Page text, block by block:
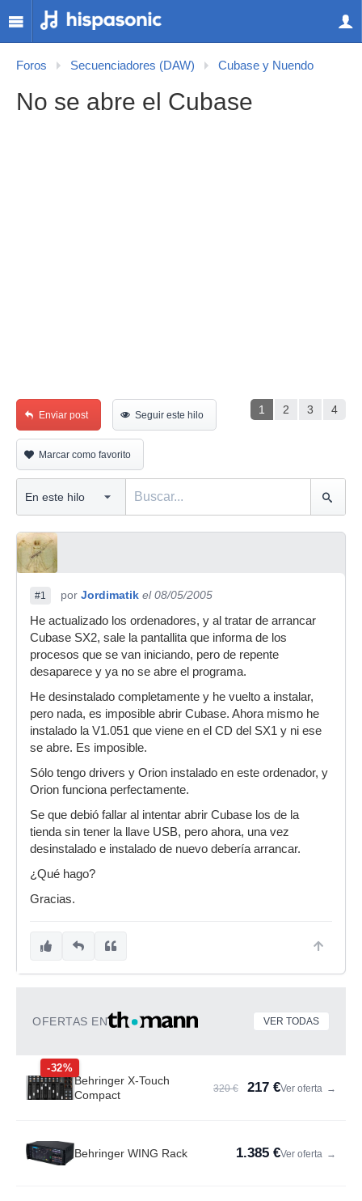
Foros Secuenciadores (DAW) Cubase y Nuendo
No se abre el Cubase
1 2 3 4
Enviar post Seguir este hilo
Marcar como favorito
#1 por Jordimatik el 08/05/2005
He actualizado los ordenadores, y al tratar de arrancar
Cubase SX2, sale la pantallita que informa de los
procesos que se van iniciando, pero de repente
desaparece y ya no se abre el programa.
He desinstalado completamente y he vuelto a instalar,
pero nada, es imposible abrir Cubase. Ahora mismo he
instalado la V1.051 que viene en el CD del SX1 y ni ese
se abre. Es imposible.
Sólo tengo drivers y Orion instalado en este ordenador, y
Orion funciona perfectamente.
Se que debió fallar al intentar abrir Cubase los de la
tienda sin tener la llave USB, pero ahora, una vez
desinstalado e instalado de nuevo debería arrancar.
¿Qué hago?
Gracias.
OFERTAS EN VER TODAS
-32%
Behringer X-Touch
Compact
320 € 217 €Ver oferta →
Behringer WING Rack 1.385 €Ver oferta →